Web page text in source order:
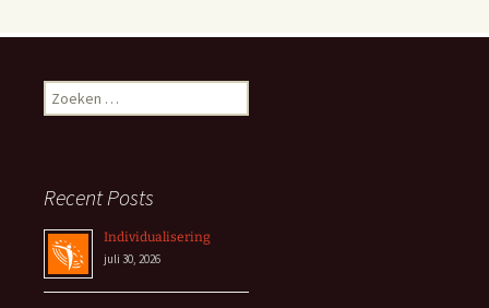
Zoeken
naar:
Recent Posts
Individualisering
juli 30, 2026